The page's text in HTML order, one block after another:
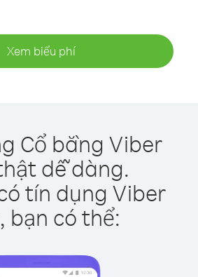
Xem biểu phí
Cổ bằng Viber
dễ dàng.
tín dụng Viber
bạn có thể: